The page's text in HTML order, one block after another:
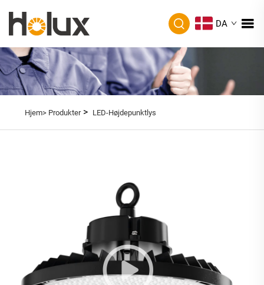
DA
Hjem> Produkter> LED-Højdepunktlys